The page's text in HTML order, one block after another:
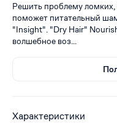
Решить проблему
поможет питательный
"Insight". "Dry Hair"
волшебное воз...
Характеристики